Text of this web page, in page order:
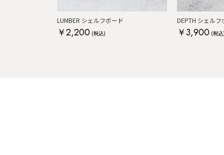
LUMBER シェルフボード
￥2,200 (税込)
DEPTH シェルフ
￥3,900 (税